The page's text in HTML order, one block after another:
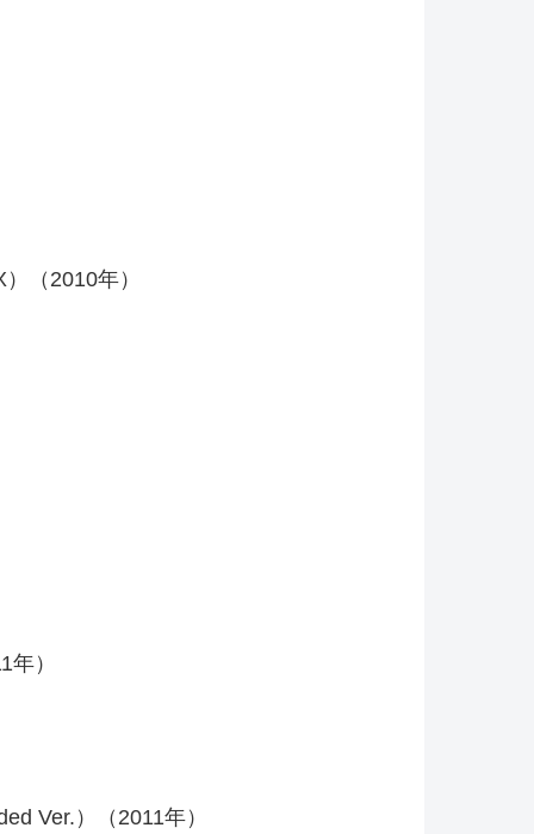
（2010年）
）
Ver.）（2011年）